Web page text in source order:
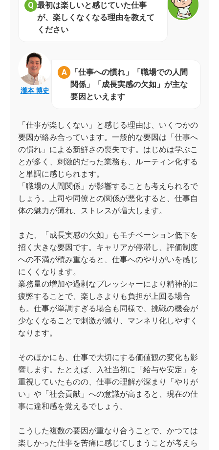
最初は楽しいと感じていた仕事
が、楽しくなくなる理由を教えて
ください
瀧本 博史
「仕事への慣れ」「職場での人間
関係」「成長実感の欠如」が主な
要因といえます
「仕事が楽しくない」と感じる理由は、いくつかの
要因が絡み合っています。一般的な要因は「仕事へ
の慣れ」による新鮮さの喪失です。はじめは学ぶこ
とが多く、刺激的だった業務も、ルーティン化する
と単調に感じられます。
「職場の人間関係」が影響することも考えられるで
しょう。上司や同僚との関係が悪化すると、仕事自
体の魅力が薄れ、ストレスが増大します。
また、「成長実感の欠如」もモチベーション低下を
招く大きな要因です。キャリアが停滞し、評価制度
への不満が積み重なると、仕事へのやりがいを感じ
にくくなります。
業務量の増加や過剰なプレッシャーにより精神的に
疲弊することで、楽しさよりも負担が上回る場合
も。仕事が単調すぎる場合も同様で、挑戦の機会が
少なくなることで刺激が減り、マンネリ化しやすく
なります。
そのほかにも、仕事で大切にする価値観の変化も影
響します。たとえば、入社当初に「給与や安定」を
重視していたものの、仕事の理解が深まり「やりが
い」や「社会貢献」への意識が高まると、現在の仕
事に違和感を覚えるでしょう。
こうした複数の要因が重なり合うことで、かつては
楽しかった仕事を苦痛に感じてしまうことが考えら